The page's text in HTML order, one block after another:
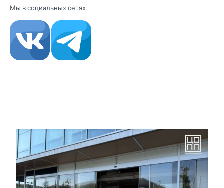
Мы в социальных сетях: